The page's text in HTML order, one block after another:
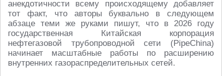
анекдотичности всему происходящему добавляет
тот факт, что авторы буквально в следующем
абзаце теми же руками пишут, что в 2026 году
государственная Китайская корпорация
нефтегазовой трубопроводной сети (PipeChina)
начинает масштабные работы по расширению
внутренних газораспределительных сетей.